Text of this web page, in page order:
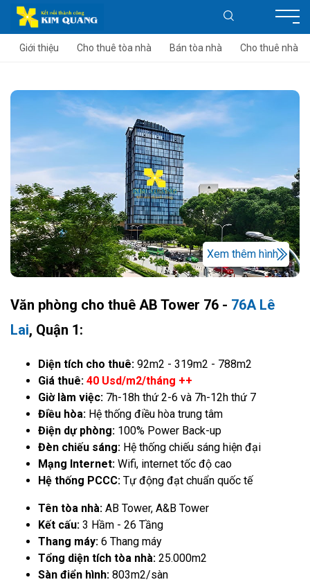
Giới thiệu Cho thuê tòa nhà Bán tòa nhà Cho thuê nhà
Xem thêm hình
Văn phòng cho thuê AB Tower 76 - 76A Lê
Lai, Quận 1:
Diện tích cho thuê: 92m2 - 319m2 - 788m2
Giá thuê: 40 Usd/m2/tháng ++
Giờ làm việc: 7h-18h thứ 2-6 và 7h-12h thứ 7
Điều hòa: Hệ thống điều hòa trung tâm
Điện dự phòng: 100% Power Back-up
Đèn chiếu sáng: Hệ thống chiếu sáng hiện đại
Mạng Internet: Wifi, internet tốc độ cao
Hệ thống PCCC: Tự động đạt chuẩn quốc tế
Tên tòa nhà: AB Tower, A&B Tower
Kết cấu: 3 Hầm - 26 Tầng
Thang máy: 6 Thang máy
Tổng diện tích tòa nhà: 25.000m2
Sàn điển hình: 803m2/sàn